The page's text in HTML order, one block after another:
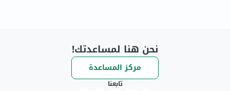
نحن هنا لمساعدتك!
مركز المساعدة
تابعنا